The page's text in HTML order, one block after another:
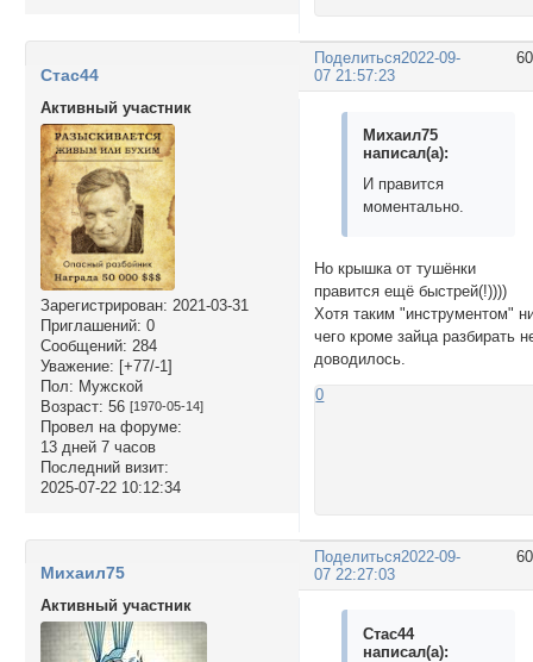
Поделиться2022-09-
07 21:57:23
Стас44
Активный участник
Зарегистрирован: 2021-03-31
Приглашений: 0
Сообщений: 284
Уважение: [+77/-1]
Пол: Мужской
Возраст: 56 [1970-05-14]
Провел на форуме:
13 дней 7 часов
Последний визит:
2025-07-22 10:12:34
Михаил75
написал(а):
И правится
моментально.
Но крышка от тушёнки
правится ещё быстрей(!))))
Хотя таким "инструментом"
чего кроме зайца разбирать
доводилось.
0
Поделиться2022-09-
07 22:27:03
Михаил75
Активный участник
Стас44
написал(а):